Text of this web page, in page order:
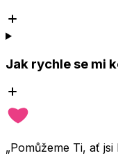
Jak rychle se mi
„Pomůžeme Ti, ať